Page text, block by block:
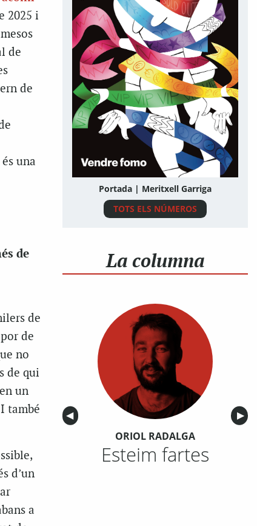
2025 i
de
de
una
de
de
de
no
de qui
un
també
d’un
a
Portada | Meritxell Garriga
TOTS ELS NÚMEROS
La columna
Anterior
◀︎ ▶︎
ORIOL RADALGA
Esteim fartes